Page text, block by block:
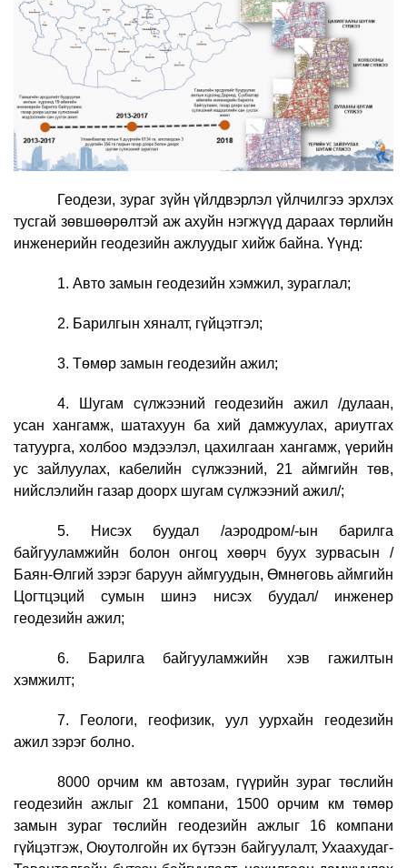
Геодези, зураг зүйн үйлдвэрлэл үйлчилгээ эрхлэх
тусгай зөвшөөрөлтэй аж ахуйн нэгжүүд дараах төрлийн
инженерийн геодезийн ажлуудыг хийж байна. Үүнд:
1. Авто замын геодезийн хэмжил, зураглал;
2. Барилгын хяналт, гүйцэтгэл;
3. Төмөр замын геодезийн ажил;
4. Шугам сүлжээний геодезийн ажил /дулаан,
усан хангамж, шатахуун ба хий дамжуулах, ариутгах
татуурга, холбоо мэдээлэл, цахилгаан хангамж, үерийн
ус зайлуулах, кабелийн сүлжээний, 21 аймгийн төв,
нийслэлийн газар доорх шугам сүлжээний ажил/;
5. Нисэх буудал /аэродром/-ын барилга
байгууламжийн болон онгоц хөөрч буух зурвасын /
Баян-Өлгий зэрэг баруун аймгуудын, Өмнөговь аймгийн
Цогтцэций сумын шинэ нисэх буудал/ инженер
геодезийн ажил;
6. Барилга байгууламжийн хэв гажилтын
хэмжилт;
7. Геологи, геофизик, уул уурхайн геодезийн
ажил зэрэг болно.
8000 орчим км автозам, гүүрийн зураг төслийн
геодезийн ажлыг 21 компани, 1500 орчим км төмөр
замын зураг төслийн геодезийн ажлыг 16 компани
гүйцэтгэж, Оюутолгойн их бүтээн байгуулалт, Ухаахудаг-